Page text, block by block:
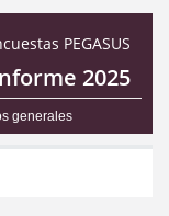
PEGASUS
2025
generales